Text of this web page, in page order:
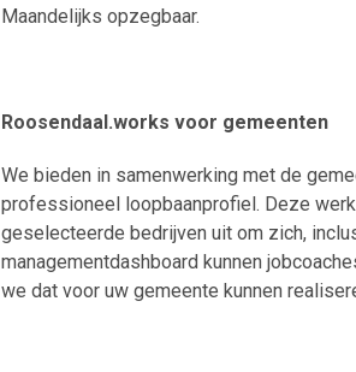
Maandelijks opzegbaar.
Roosendaal.works voor gemeenten
We bieden in samenwerking met de
professioneel loopbaanprofiel. Deze
geselecteerde bedrijven uit om zich,
managementdashboard kunnen
we dat voor uw gemeente kunnen